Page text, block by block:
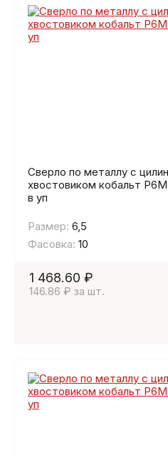
Сверло по металлу с
хвостовиком кобальт
в уп
Размер: 6,5
Фасовка: 10
1 468.60 ₽
146.86 ₽ за шт.